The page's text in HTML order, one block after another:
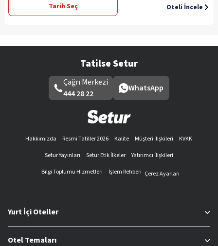
Tarih Seç
Oteli İncele
Tatilse Setur
Çağrı Merkezi
444 28 22
WhatsApp
Hakkımızda Resmi Tatiller 2026 Kalite Müşteri İlişkileri
KVKK
Setur Yayınları
Setur Etik İlkeler
Yatırımcı İlişkileri
Bilgi Toplumu Hizmetleri
İşlem Rehberi Çerez Ayarları
Yurt İçi Oteller
Otel Temaları